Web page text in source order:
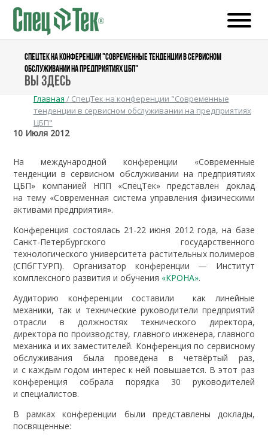
СПЕЦТЕК НА КОНФЕРЕНЦИИ "СОВРЕМЕННЫЕ ТЕНДЕНЦИИ В СЕРВИСНОМ
ОБСЛУЖИВАНИИ НА ПРЕДПРИЯТИЯХ ЦБП"
Вы здесь
Главная / СпецТек на конференции "Современные
тенденции в сервисном обслуживании на предприятиях
ЦБП"
10 Июля 2012
На международной конференции «Современные
тенденции в сервисном обслуживании на предприятиях
ЦБП» компанией НПП «СпецТек» представлен доклад
на тему «Современная система управления физическими
активами предприятия».
Конференция состоялась 21-22 июня 2012 года, на базе
Санкт-Петербургского государственного
технологического университета растительных полимеров
(СПбГТУРП). Организатор конференции — Институт
комплексного развития и обучения «КРОНА».
Аудиторию конференции составили как линейные
механики, так и технические руководители предприятий
отрасли в должностях технического директора,
директора по производству, главного инженера, главного
механика и их заместителей. Конференция по сервисному
обслуживания была проведена в четвёртый раз,
и с каждым годом интерес к ней повышается. В этот раз
конференция собрала порядка 30 руководителей
и специалистов.
В рамках конференции были представлены доклады,
посвященные: